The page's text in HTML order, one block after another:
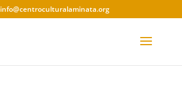
info@centroculturalaminata.org